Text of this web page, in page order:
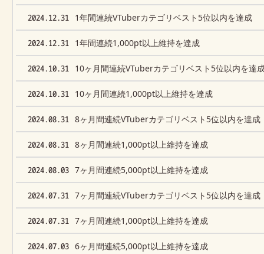
2024.12.31 1年間連続VTuberカテゴリベスト5位以内を達成
2024.12.31 1年間連続1,000pt以上維持を達成
2024.10.31 10ヶ月間連続VTuberカテゴリベスト5位以内を達
2024.10.31 10ヶ月間連続1,000pt以上維持を達成
2024.08.31 8ヶ月間連続VTuberカテゴリベスト5位以内を達成
2024.08.31 8ヶ月間連続1,000pt以上維持を達成
2024.08.03 7ヶ月間連続5,000pt以上維持を達成
2024.07.31 7ヶ月間連続VTuberカテゴリベスト5位以内を達成
2024.07.31 7ヶ月間連続1,000pt以上維持を達成
2024.07.03 6ヶ月間連続5,000pt以上維持を達成